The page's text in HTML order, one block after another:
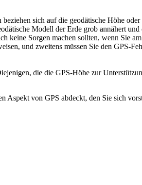
sich auf die geodätische Höhe
Modell der Erde grob annähert
keine Sorgen machen sollten, wenn Sie
und zweitens müssen Sie den GPS-
die die GPS-Höhe zur
Aspekt von GPS abdeckt, den Sie sich